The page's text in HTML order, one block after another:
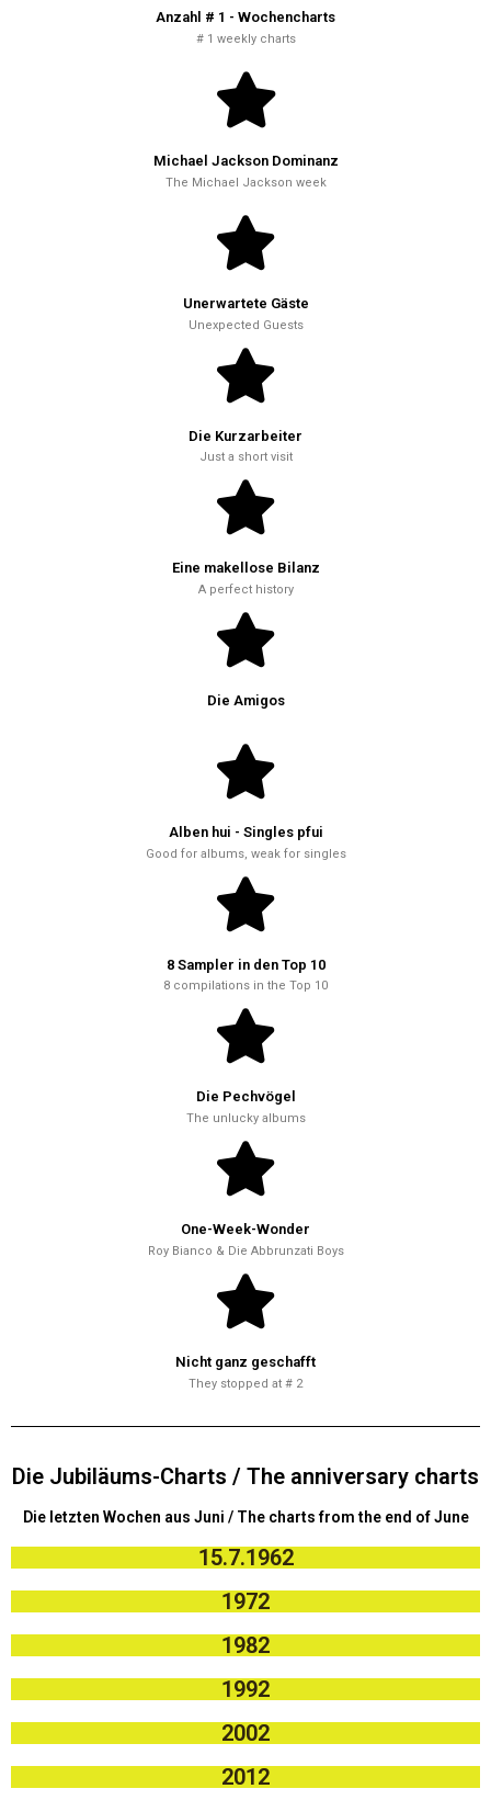
Anzahl # 1 - Wochencharts
# 1 weekly charts
Michael Jackson Dominanz
The Michael Jackson week
Unerwartete Gäste
Unexpected Guests
Die Kurzarbeiter
Just a short visit
Eine makellose Bilanz
A perfect history
Die Amigos
Alben hui - Singles pfui
Good for albums, weak for singles
8 Sampler in den Top 10
8 compilations in the Top 10
Die Pechvögel
The unlucky albums
One-Week-Wonder
Roy Bianco & Die Abbrunzati Boys
Nicht ganz geschafft
They stopped at # 2
Die Jubiläums-Charts / The anniversary charts
Die letzten Wochen aus Juni / The charts from the end of June
15.7.1962
1972
1982
1992
2002
2012